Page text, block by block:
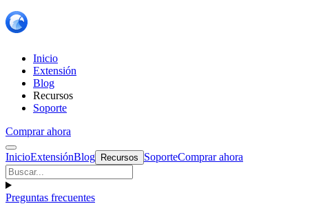
Inicio
Extensión
Blog
Recursos
Soporte
Comprar ahora
InicioExtensiónBlog Recursos SoporteComprar ahora
Preguntas frecuentes